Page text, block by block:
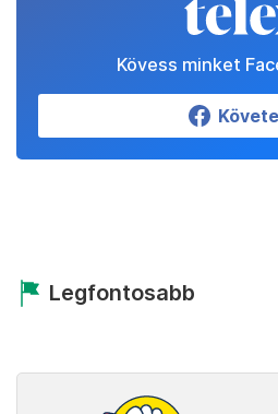
Kövess minket
Legfontosabb